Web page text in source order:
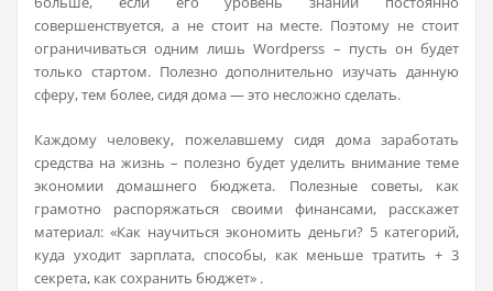
совершенствуется, а не стоит на месте. Поэтому не стоит
ограничиваться одним лишь Wordperss – пусть он будет
только стартом. Полезно дополнительно изучать данную
сферу, тем более, сидя дома — это несложно сделать.
Каждому человеку, пожелавшему сидя дома заработать
средства на жизнь – полезно будет уделить внимание теме
экономии домашнего бюджета. Полезные советы, как
грамотно распоряжаться своими финансами, расскажет
материал: «Как научиться экономить деньги? 5 категорий,
куда уходит зарплата, способы, как меньше тратить + 3
секрета, как сохранить бюджет» .